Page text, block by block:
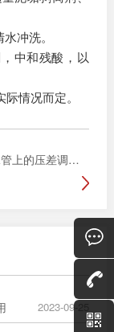
冲洗。
中和残酸，以
情况而定。
水流开关是怎么调的
2023-09-25